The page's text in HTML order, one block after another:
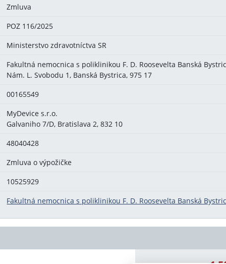
Zmluva
POZ 116/2025
Ministerstvo zdravotníctva SR
Fakultná nemocnica s poliklinikou F. D. Roosevelta Banská
Nám. L. Svobodu 1, Banská Bystrica, 975 17
00165549
MyDevice s.r.o.
Galvaniho 7/D, Bratislava 2, 832 10
48040428
Zmluva o výpožičke
10525929
Fakultná nemocnica s poliklinikou F. D. Roosevelta Banská